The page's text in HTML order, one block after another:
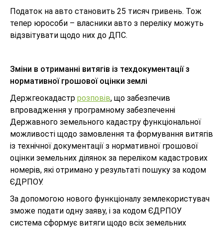
Податок на авто становить 25 тисяч гривень. Тож
тепер юрособи – власники авто з переліку можуть
відзвітувати щодо них до ДПС.
Зміни в отриманні витягів із техдокументації з
нормативної грошової оцінки землі
Держгеокадастр розповів, що забезпечив
впровадження у програмному забезпеченні
Державного земельного кадастру функціональної
можливості щодо замовлення та формування витягів
із технічної документації з нормативної грошової
оцінки земельних ділянок за переліком кадастрових
номерів, які отримано у результаті пошуку за кодом
ЄДРПОУ.
За допомогою нового функціоналу землекористувач
зможе подати одну заяву, і за кодом ЄДРПОУ
система сформує витяги щодо всіх земельних